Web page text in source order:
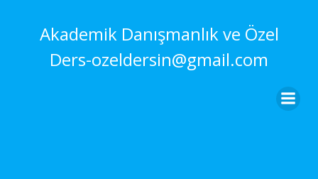
Akademik Danışmanlık ve Özel
Ders-ozeldersin@gmail.com